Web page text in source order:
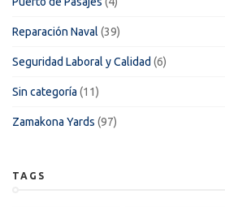
Reparación Naval (39)
Seguridad Laboral y Calidad (6)
Sin categoría (11)
Zamakona Yards (97)
TAGS